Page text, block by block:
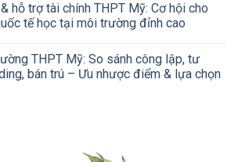
hỗ trợ tài chính THPT Mỹ: Cơ hội cho
tế học tại môi trường đỉnh cao
THPT Mỹ: So sánh công lập, tư
bán trú – Ưu nhược điểm & lựa chọn